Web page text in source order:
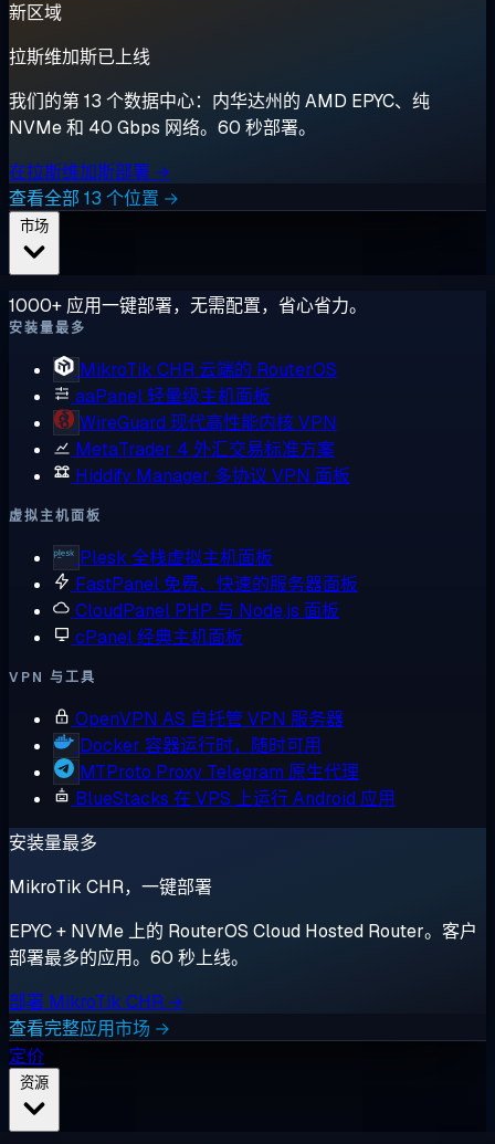
新区域
拉斯维加斯已上线
我们的第 13 个数据中心：内华达州的 AMD EPYC、纯
NVMe 和 40 Gbps 网络。60 秒部署。
在拉斯维加斯部署 →
查看全部 13 个位置 →
1000+ 应用一键部署，无需配置，省心省力。
安装量最多
MikroTik CHR 云端的 RouterOS
aaPanel轻量级主机面板
WireGuard 现代高性能内核 VPN
MetaTrader 4 外汇交易标准方案
Hiddify Manager 多协议 VPN 面板
虚拟主机面板
Plesk 全栈虚拟主机面板
FastPanel 免费、快速的服务器面板
CloudPanel PHP 与 Node.js 面板
cPanel经典主机面板
VPN 与工具
OpenVPN AS 自托管 VPN 服务器
Docker 容器运行时，随时可用
MTProto Proxy Telegram 原生代理
BlueStacks 在 VPS 上运行 Android 应用
安装量最多
MikroTik CHR，一键部署
EPYC + NVMe 上的 RouterOS Cloud Hosted Router。客户
部署最多的应用。60 秒上线。
部署 MikroTik CHR →
查看完整应用市场 →
定价